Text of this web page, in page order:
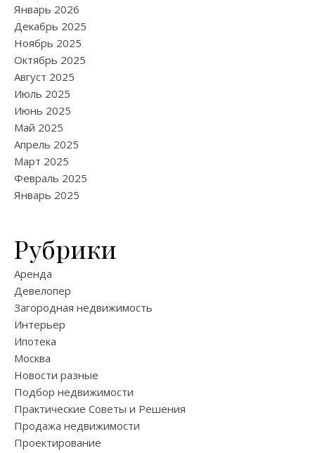
Январь 2026
Декабрь 2025
Ноябрь 2025
Октябрь 2025
Август 2025
Июль 2025
Июнь 2025
Май 2025
Апрель 2025
Март 2025
Февраль 2025
Январь 2025
Рубрики
Аренда
Девелопер
Загородная недвижимость
Интерьер
Ипотека
Москва
Новости разные
Подбор недвижимости
Практические Советы и Решения
Продажа недвижимости
Проектирование